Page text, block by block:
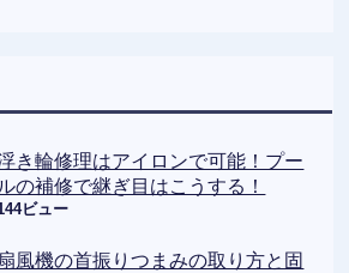
き輪修理はアイロンで可能！プー
ルの補修で継ぎ目はこうする！
ビュー
扇風機の首振りつまみの取り方と固